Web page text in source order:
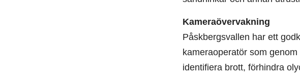
Kameraövervakning
Påskbergsvallen har ett
kameraoperatör som
identifiera brott, förhindra